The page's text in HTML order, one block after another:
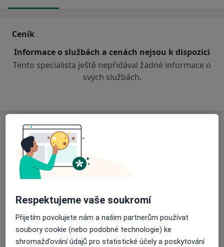
Ceník
Informace o službách a cenách nejsou k dispozici
Tento specialista ještě nepřidával žádné informace o
svých službách.
Adresa
Ordinace
Bělotín 177, Hanušovice
Přiblížit mapu
se otevře v nové záložce
Dostupnost
Na této adrese online kalendář není aktivní
Co mám v takové situaci udělat?
Respektujeme vaše soukromí
Přijetím povolujete nám a našim partnerům používat
soubory cookie (nebo podobné technologie) ke
shromažďování údajů pro statistické účely a poskytování